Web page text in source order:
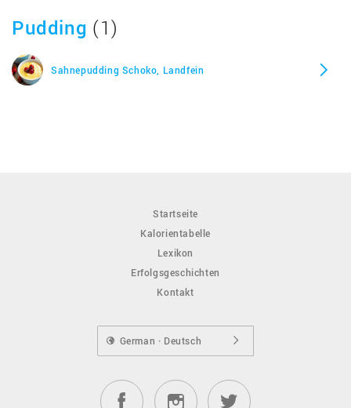
Pudding (1)
Sahnepudding Schoko, Landfein
Startseite
Kalorientabelle
Lexikon
Erfolgsgeschichten
Kontakt
German · Deutsch